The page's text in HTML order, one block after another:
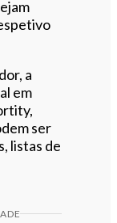
a
em
ser
listas de